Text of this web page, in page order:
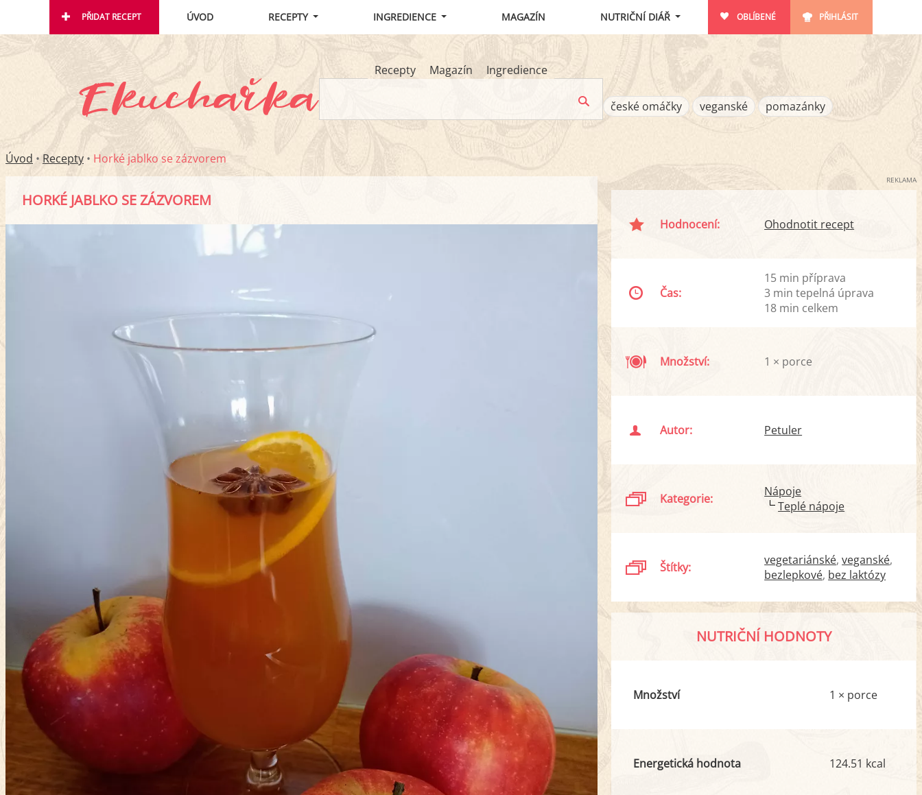
PŘIDAT RECEPT ÚVOD RECEPTY INGREDIENCE MAGAZÍN NUTRIČNÍ DIÁŘ OBLÍBENÉ PŘIHLÁSIT
Recepty Magazín Ingredience
české omáčky veganské pomazánky
Úvod • Recepty • Horké jablko se zázvorem
HORKÉ JABLKO SE ZÁZVOREM
REKLAMA
Hodnocení: Ohodnotit recept
Čas:
15 min příprava
3 min tepelná úprava
18 min celkem
Množství: 1 × porce
Autor: Petuler
Kategorie:
Nápoje
Teplé nápoje
Štítky: vegetariánské veganské
bezlepkové bez laktózy
NUTRIČNÍ HODNOTY
Množství 1 × porce
Energetická hodnota 124.51 kcal